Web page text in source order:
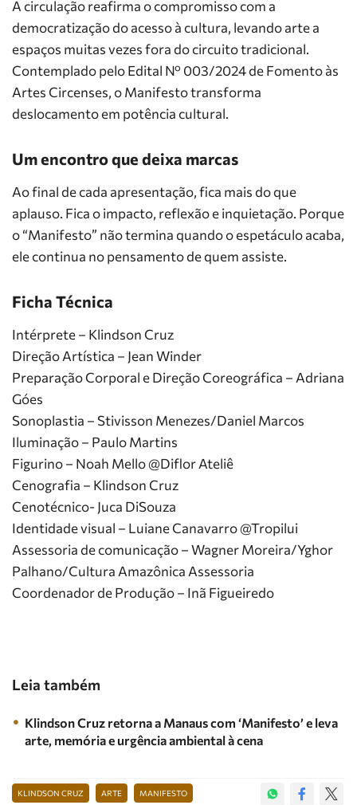
A circulação reafirma o compromisso com a
democratização do acesso à cultura, levando arte a
espaços muitas vezes fora do circuito tradicional.
Contemplado pelo Edital Nº 003/2024 de Fomento às
Artes Circenses, o Manifesto transforma
deslocamento em potência cultural.
Um encontro que deixa marcas
Ao final de cada apresentação, fica mais do que
aplauso. Fica o impacto, reflexão e inquietação. Porque
o “Manifesto” não termina quando o espetáculo acaba,
ele continua no pensamento de quem assiste.
Ficha Técnica
Intérprete – Klindson Cruz
Direção Artística – Jean Winder
Preparação Corporal e Direção Coreográfica – Adriana
Góes
Sonoplastia – Stivisson Menezes/Daniel Marcos
Iluminação – Paulo Martins
Figurino – Noah Mello @Diflor Ateliê
Cenografia – Klindson Cruz
Cenotécnico- Juca DiSouza
Identidade visual – Luiane Canavarro @Tropilui
Assessoria de comunicação – Wagner Moreira/Yghor
Palhano/Cultura Amazônica Assessoria
Coordenador de Produção – Inã Figueiredo
Leia também
Klindson Cruz retorna a Manaus com ‘Manifesto’ e leva
arte, memória e urgência ambiental à cena
KLINDSON CRUZ ARTE MANIFESTO